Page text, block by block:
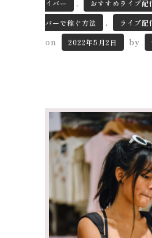
イバー
, おすすめライブ配
バーで稼ぐ方法
, ライブ配
on 2022年5月2日 by